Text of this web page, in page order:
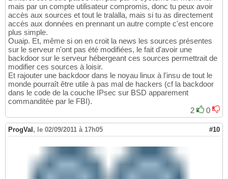
mais par un compte utilisateur compromis, donc tu peux avoir
accès aux sources et tout le tralalla, mais si tu as directement
accès aux données en prennant un autre compte c'est encore
plus simple.
Ouaip. Et, même si on en croit la news les sources présentes
sur le serveur n'ont pas été modifiées, le fait d'avoir une
backdoor sur le serveur hébergeant ces sources permettrait de
modifier ces sources à loisir.
Et rajouter une backdoor dans le noyau linux à l'insu de tout le
monde pourraît être utile à pas mal de hackers (cf la backdoor
dans le code de la couche IPsec sur BSD apparement
commanditée par le FBI).
2
0
ProgVal , le 02/09/2011 à 17h05 #10